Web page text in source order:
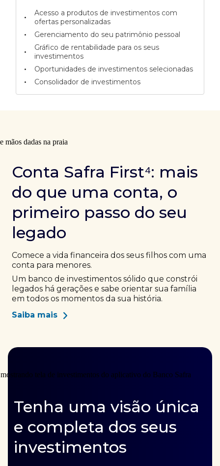
•
Acesso a produtos de investimentos com
ofertas personalizadas
• Gerenciamento do seu patrimônio pessoal
•
Gráfico de rentabilidade para os seus
investimentos
• Oportunidades de investimentos selecionadas
• Consolidador de investimentos
Conta Safra First⁴: mais
do que uma conta, o
primeiro passo do seu
legado
Comece a vida financeira dos seus filhos com uma
conta para menores.
Um banco de investimentos sólido que constrói
legados há gerações e sabe orientar sua família
em todos os momentos da sua história.
Saiba mais
Tenha uma visão única
e completa dos seus
investimentos